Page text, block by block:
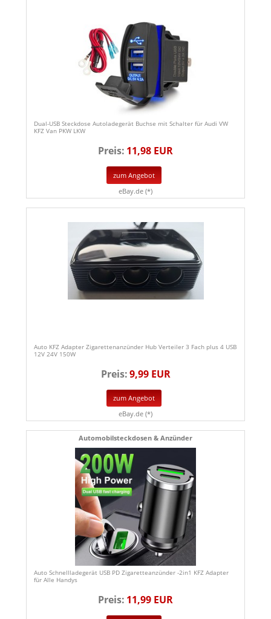
Dual-USB Steckdose Autoladegerät Buchse mit Schalter für Audi VW
KFZ Van PKW LKW
Preis: 11,98 EUR
zum Angebot
eBay.de (*)
Auto KFZ Adapter Zigarettenanzünder Hub Verteiler 3 Fach plus 4 USB
12V 24V 150W
Preis:9,99 EUR
zum Angebot
eBay.de (*)
Automobilsteckdosen & Anzünder
Auto Schnellladegerät USB PD Zigaretteanzünder -2in1 KFZ Adapter
für Alle Handys
Preis: 11,99 EUR